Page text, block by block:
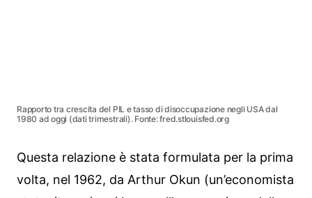
Rapporto tra crescita del PIL e tasso di disoccupazione negli USA dal
1980 ad oggi (dati trimestrali). Fonte: fred.stlouisfed.org
Questa relazione è stata formulata per la prima
volta, nel 1962, da Arthur Okun (un’economista